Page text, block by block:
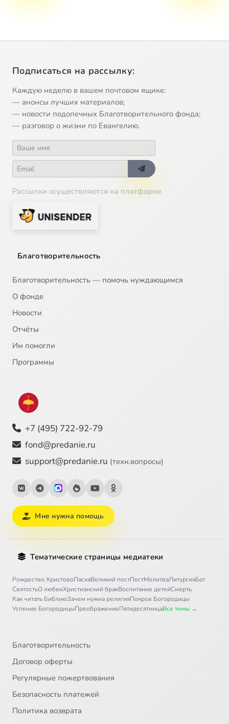
Подписаться на рассылку:
Каждую неделю в вашем почтовом ящике:
— анонсы лучших материалов;
— новости подопечных Благотворительного фонда;
— разговор о жизни по Евангелию.
Рассылки осуществляются на платформе
Благотворительность
Благотворительность — помочь нуждающимся
О фонде
Новости
Отчёты
Им помогли
Программы
+7 (495) 722-92-79
fond@predanie.ru
support@predanie.ru (техн.вопросы)
Мне нужна помощь
Тематические страницы медиатеки
Рождество ХристовоПасхаВеликий постПостМолитваЛитургияБог
СвятостьО любвиХристианский бракВоспитание детейСмерть
Как читать БиблиюЗачем нужна религияПокров Богородицы
Успение БогородицыПреображениеПятидесятницаВсе темы →
Благотворительность
Договор оферты
Регулярные пожертвования
Безопасность платежей
Политика возврата